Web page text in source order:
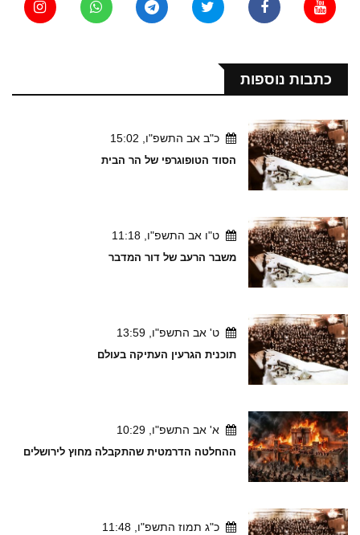
כתבות נוספות
כ"ב אב התשפ"ו, 15:02
הסוד הטופוגרפי של הר הבית
ט"ו אב התשפ"ו, 11:18
משבר הרעב של דור המדבר
ט' אב התשפ"ו, 13:59
תוכנית הגרעין העתיקה בעולם
א' אב התשפ"ו, 10:29
ההחלטה הדרמטית שהתקבלה מחוץ לירושלים
כ"ג תמוז התשפ"ו, 11:48